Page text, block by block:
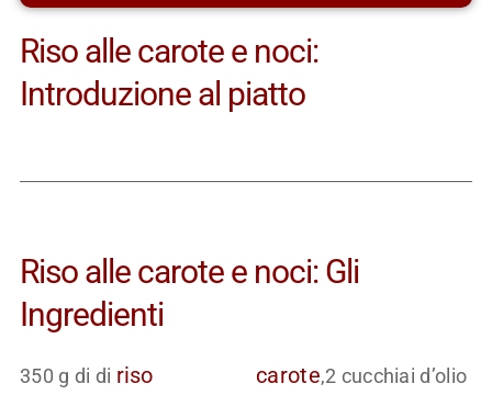
Riso alle carote e noci:
Introduzione al piatto
Riso alle carote e noci: Gli
Ingredienti
350 g di di riso carote,2 cucchiai d’olio